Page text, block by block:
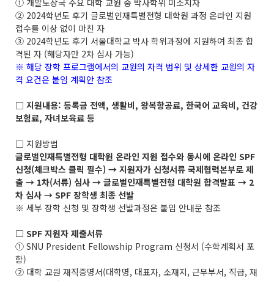
② 2024학년도 후기 글로벌인재특별전형 대학원 과정 온라인 지원
접수를 이상 없이 마친 자
③ 2024학년도 후기 서울대학교 박사 학위과정에 지원하여 최종 합
격된 자 (해당자만 2차 심사 가능)
※ 해당 장학 프로그램에서의 교원의 자격 범위 및 상세한 교원의 자
격 요건은 붙임 계획안 참조
□ 지원내용: 등록금 전액, 생활비, 왕복항공료, 한국어 교육비, 건강
보험료, 자녀보육료 등
□ 지원방법
글로벌인재특별전형 대학원 온라인 지원 접수와 동시에 온라인 SPF
신청(체크박스 클릭 필수) → 지원자가 신청서류 국제협력본부로 제
출 → 1차(서류) 심사 → 글로벌인재특별전형 대학원 합격발표 → 2
차 심사 → SPF 장학생 최종 선발
※ 세부 장학 신청 및 장학생 선발과정은 붙임 안내문 참조
□ SPF 지원자 제출서류
① SNU President Fellowship Program 신청서 (수학계획서 포
함)
② 대학 교원 재직증명서(대학명, 대표자, 소재지, 근무부서, 직급, 재